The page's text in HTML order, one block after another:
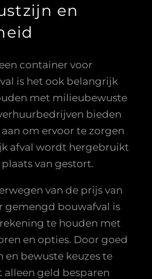
en
container voor
is het ook belangrijk
met milieubewuste
bieden
om ervoor te zorgen
afval wordt hergebruikt
van gestort.
van de prijs van
gemengd bouwafval is
te houden met
en opties. Door goed
en bewuste keuzes te
alleen geld besparen